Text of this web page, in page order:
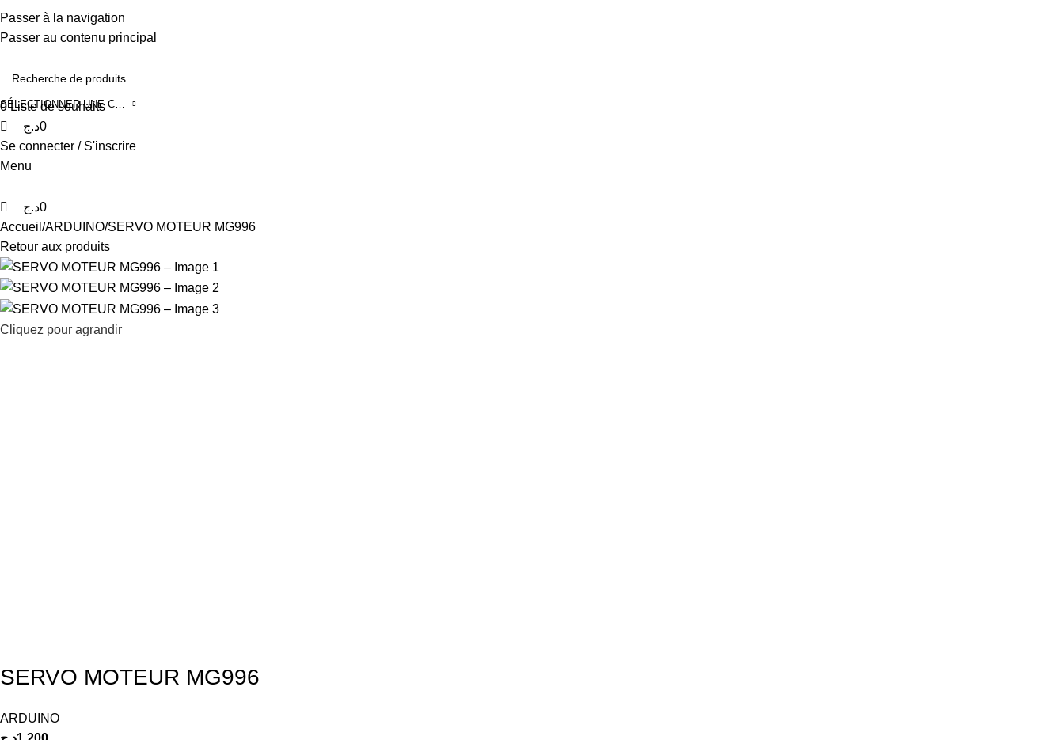
Passer à la navigation
Passer au contenu principal
Infos@adcelectronique.com
SÉLECTIONNER UNE CATÉGORIE
0Liste de souhaits
0د.ج
Se connecter / S'inscrire
Menu
0د.ج
Accueil ARDUINO SERVO MOTEUR MG996
Retour aux produits
Cliquez pour agrandir
SERVO MOTEUR MG996
ARDUINO